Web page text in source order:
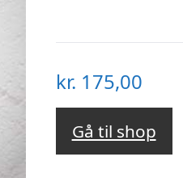
kr. 175,00
Gå til shop